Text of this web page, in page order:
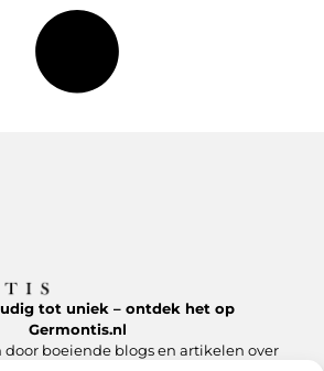
tot uniek – ontdek het op
Germontis.nl
door boeiende blogs en artikelen over